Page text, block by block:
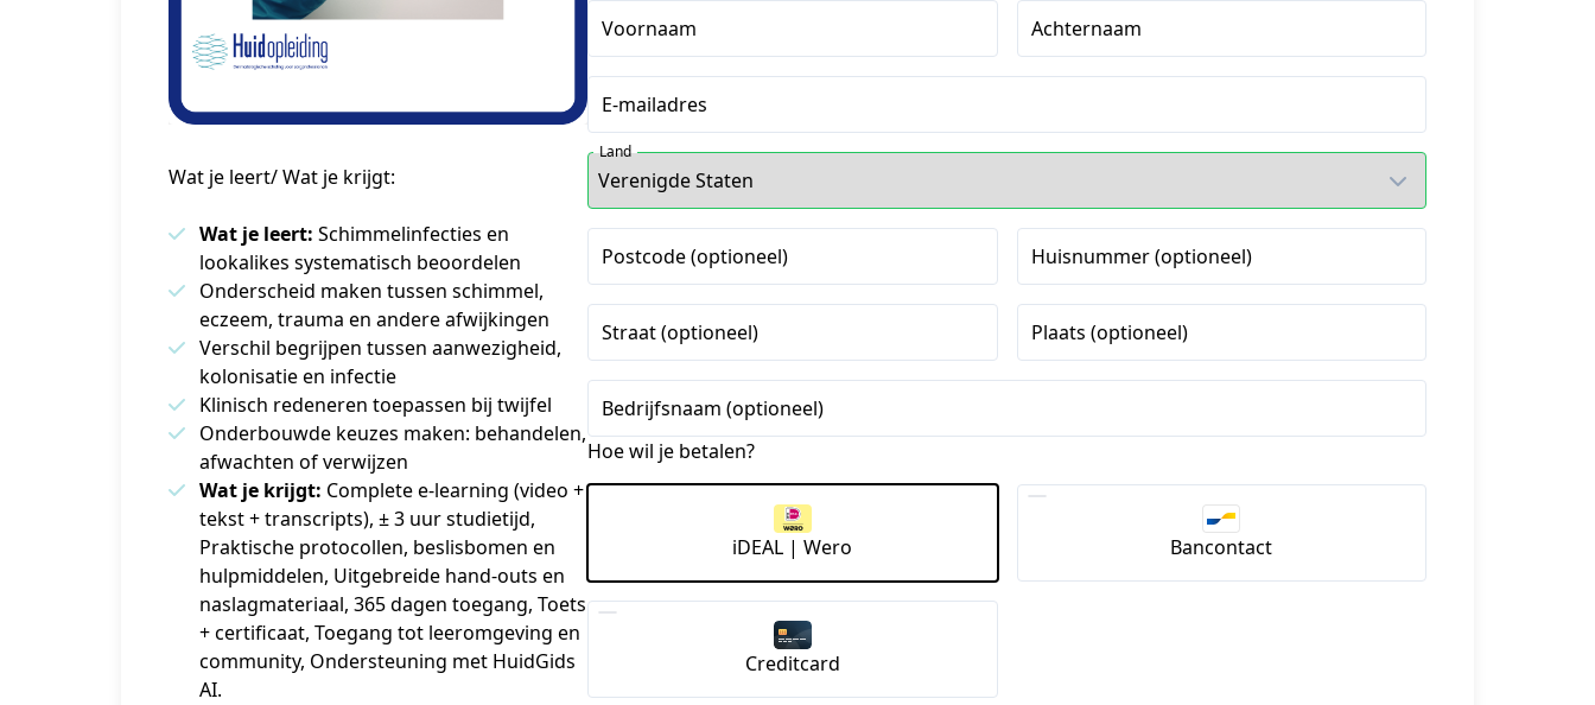
Wat je leert/ Wat je krijgt:
Wat je leert: Schimmelinfecties en
lookalikes systematisch beoordelen
Onderscheid maken tussen schimmel,
eczeem, trauma en andere afwijkingen
Verschil begrijpen tussen aanwezigheid,
kolonisatie en infectie
Klinisch redeneren toepassen bij twijfel
Onderbouwde keuzes maken: behandelen,
afwachten of verwijzen
Wat je krijgt: Complete e-learning (video +
tekst + transcripts), ± 3 uur studietijd,
Praktische protocollen, beslisbomen en
hulpmiddelen, Uitgebreide hand-outs en
naslagmateriaal, 365 dagen toegang, Toets
+ certificaat, Toegang tot leeromgeving en
community, Ondersteuning met HuidGids
AI.
Voornaam Achternaam
E-mailadres
Land
Postcode (optioneel) Huisnummer (optioneel)
Straat (optioneel) Plaats (optioneel)
Bedrijfsnaam (optioneel)
Hoe wil je betalen?
iDEAL | Wero Bancontact
Creditcard